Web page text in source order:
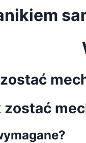
zostać